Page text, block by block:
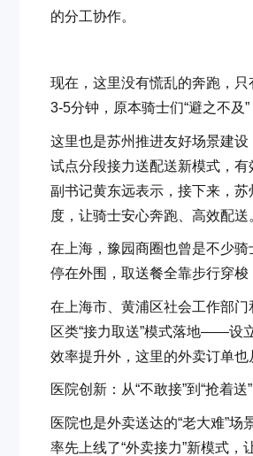
的分工协作。
现在，这里没有慌乱的奔跑，
3-5分钟，原本骑士们“避之不及”
这里也是苏州推进友好场景建
试点分段接力送配送新模式，
副书记黄东远表示，接下来，
度，让骑士安心奔跑、高效配送
在上海，豫园商圈也曾是不少
停在外围，取送餐全靠步行穿梭
在上海市、黄浦区社会工作部
区类“接力取送”模式落地——设
效率提升外，这里的外卖订单
医院创新：从“不敢接”到“抢着送”
医院也是外卖送达的“老大难”
率先上线了“外卖接力”新模式，